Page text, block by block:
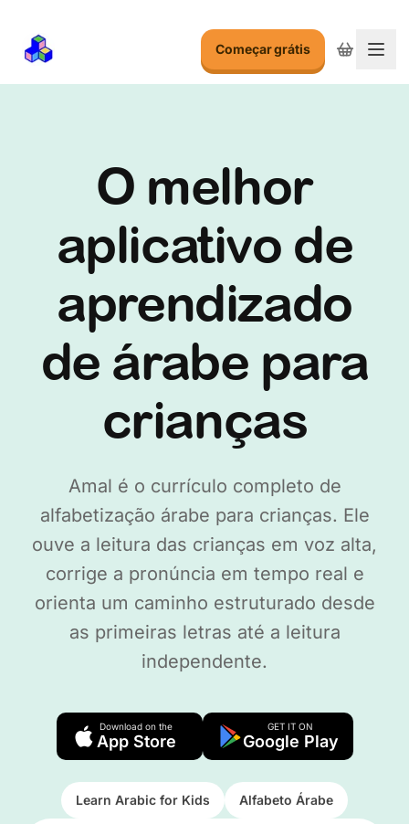
Começar grátis
O melhor
aplicativo de
aprendizado
de árabe para
crianças
Amal é o currículo completo de
alfabetização árabe para crianças. Ele
ouve a leitura das crianças em voz alta,
corrige a pronúncia em tempo real e
orienta um caminho estruturado desde
as primeiras letras até a leitura
independente.
Download on the
App Store
GET IT ON
Google Play
Learn Arabic for Kids Alfabeto Árabe